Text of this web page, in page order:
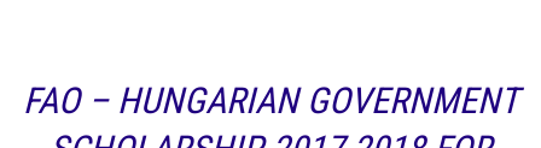
FAO – HUNGARIAN GOVERNMENT